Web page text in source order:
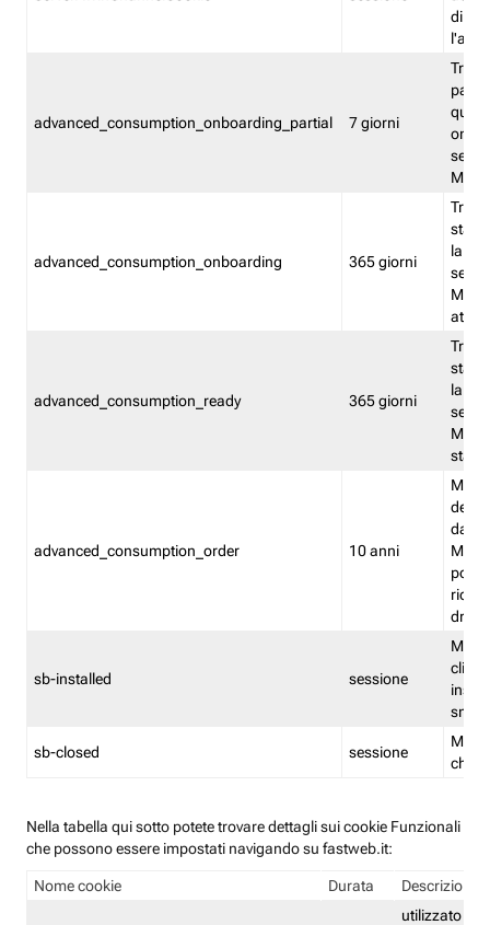
advanced_consumption_onboarding_partial 7 giorni
advanced_consumption_onboarding 365 giorni
stata
la
advanced_consumption_ready 365 giorni
stata
la
stato
advanced_consumption_order 10 anni
delle
sb-installed sessione
sb-closed sessione
Nella tabella qui sotto potete trovare dettagli sui cookie Funzionali
che possono essere impostati navigando su fastweb.it:
Nome cookie Durata Descrizione
utilizzato per